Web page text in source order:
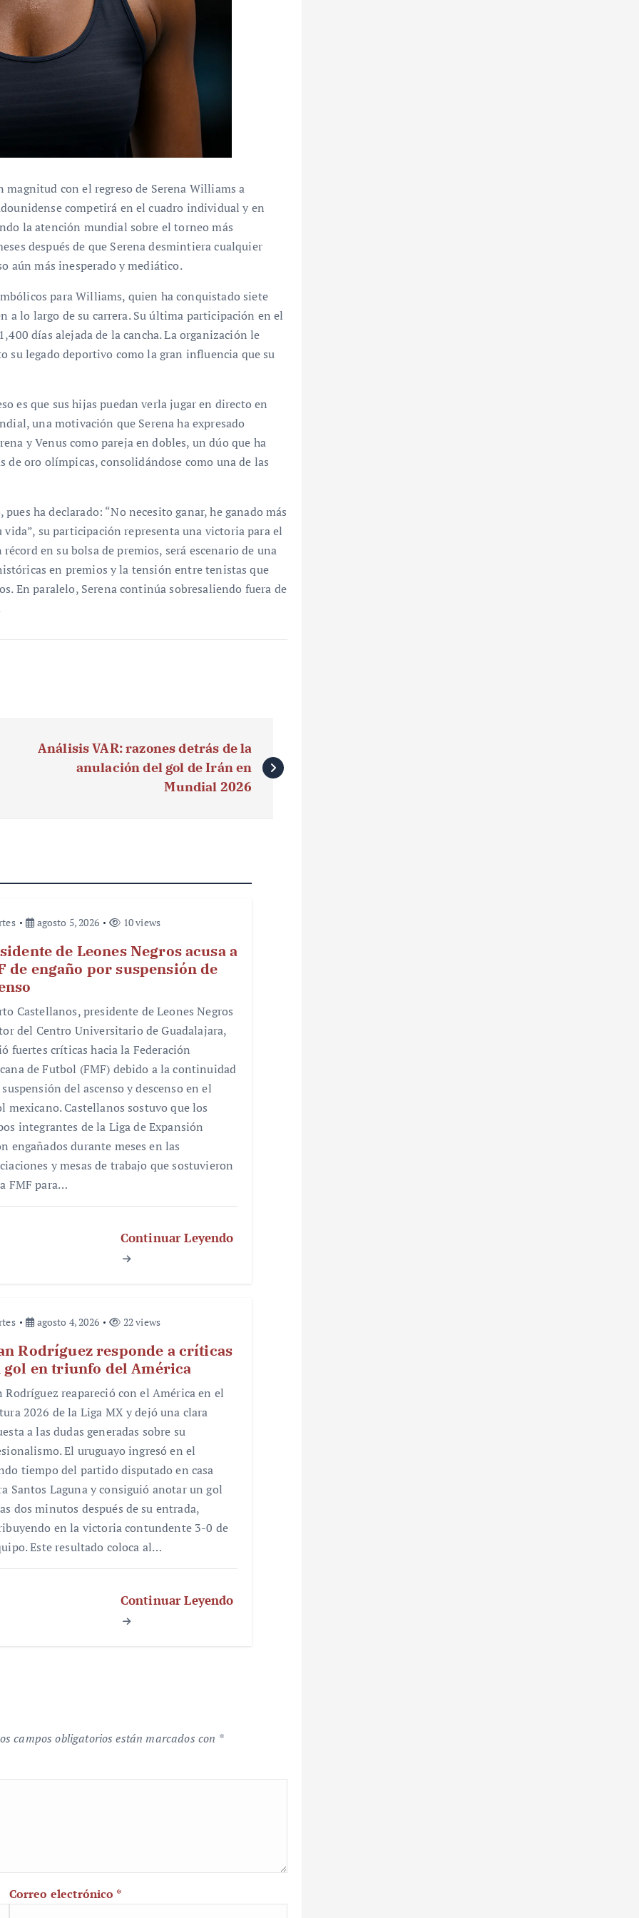
con el regreso de Serena Williams a
competirá en el cuadro individual y en
la atención mundial sobre el torneo más
después de que Serena desmintiera cualquier
aún más inesperado y mediático.
para Williams, quien ha conquistado siete
a lo largo de su carrera. Su última participación en el
días alejada de la cancha. La organización le
legado deportivo como la gran influencia que su
es que sus hijas puedan verla jugar en directo en
una motivación que Serena ha expresado
y Venus como pareja en dobles, un dúo que ha
de oro olímpicas, consolidándose como una de las
ha declarado: “No necesito ganar, he ganado más
su participación representa una victoria para el
en su bolsa de premios, será escenario de una
en premios y la tensión entre tenistas que
En paralelo, Serena continúa sobresaliendo fuera de
Análisis VAR: razones detrás de la
anulación del gol de Irán en
Mundial 2026
agosto 5, 2026 10 views
de Leones Negros acusa a
de engaño por suspensión de
Castellanos, presidente de Leones Negros
del Centro Universitario de Guadalajara,
fuertes críticas hacia la Federación
de Futbol (FMF) debido a la continuidad
del ascenso y descenso en el
mexicano. Castellanos sostuvo que los
integrantes de la Liga de Expansión
engañados durante meses en las
y mesas de trabajo que sostuvieron
FMF para…
Continuar Leyendo
agosto 4, 2026 22 views
Rodríguez responde a críticas
gol en triunfo del América
Rodríguez reapareció con el América en el
2026 de la Liga MX y dejó una clara
a las dudas generadas sobre su
El uruguayo ingresó en el
tiempo del partido disputado en casa
Santos Laguna y consiguió anotar un gol
dos minutos después de su entrada,
en la victoria contundente 3-0 de
Este resultado coloca al…
Continuar Leyendo
campos obligatorios están marcados con *
Correo electrónico *